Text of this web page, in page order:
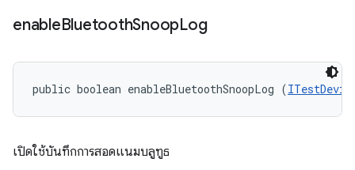
enableBluetoothSnoopLog
public boolean enableBluetoothSnoopLog (
เปิดใช้บันทึกการสอดแนมบลูทูธ